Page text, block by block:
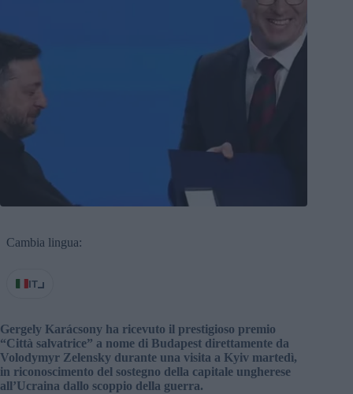
Cambia lingua:
IT
Gergely Karácsony ha ricevuto il prestigioso premio
“Città salvatrice” a nome di Budapest direttamente da
Volodymyr Zelensky durante una visita a Kyiv martedì,
in riconoscimento del sostegno della capitale ungherese
all’Ucraina dallo scoppio della guerra.